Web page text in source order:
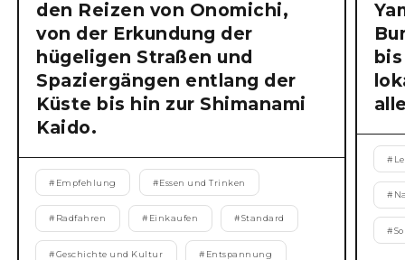
den Reizen von Onomichi,
von der Erkundung der
hügeligen Straßen und
Spaziergängen entlang der
Küste bis hin zur Shimanami
Kaido.
# Empfehlung #Essen und Trinken
# Radfahren # Einkaufen #Standard
#Geschichte und Kultur # Entspannung
#
#
#